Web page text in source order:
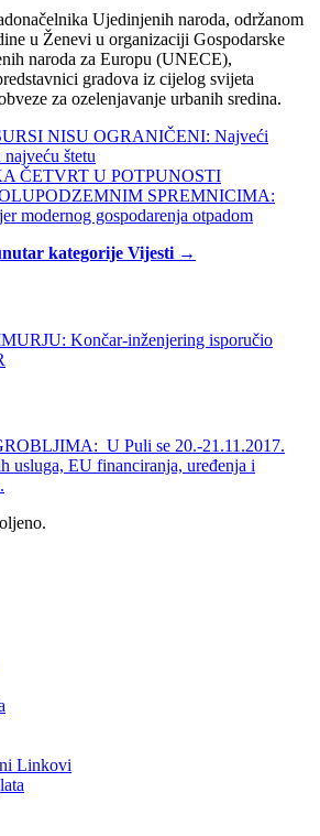
Ujedinjenih naroda, održanom
u Ženevi u organizaciji Gospodarske
naroda za Europu (UNECE),
gradova iz cijelog svijeta
za ozelenjavanje urbanih sredina.
NISU OGRANIČENI: Najveći
štetu
ČETVRT U POTPUNOSTI
SPREMNICIMA:
modernog gospodarenja otpadom
kategorije Vijesti →
Končar-inženjering isporučio
U Puli se 20.-21.11.2017.
usluga, EU financiranja, uređenja i
Linkovi